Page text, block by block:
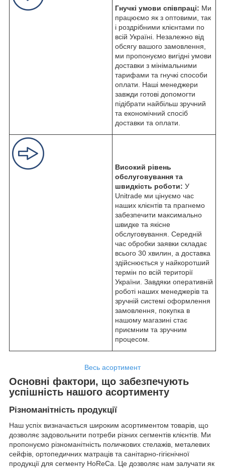
Гнучкі умови співпраці: Ми
працюємо як з оптовими, так
і роздрібними клієнтами по
всій Україні. Незалежно від
обсягу вашого замовлення,
ми пропонуємо вигідні умови
доставки з мінімальними
тарифами та гнучкі способи
оплати. Наші менеджери
завжди готові допомогти
підібрати найбільш зручний
та економічний спосіб
доставки та оплати.
Високий рівень
обслуговування та
швидкість роботи: У
Unitrade ми цінуємо час
наших клієнтів та прагнемо
забезпечити максимально
швидке та якісне
обслуговування. Середній
час обробки заявки складає
всього 30 хвилин, а доставка
здійснюється у найкоротший
термін по всій території
України. Завдяки оперативній
роботі наших менеджерів та
зручній системі оформлення
замовлення, покупка в
нашому магазині стає
приємним та зручним
процесом.
Весь асортимент
Основні фактори, що забезпечують
успішність нашого асортименту
Різноманітність продукції
Наш успіх визначається широким асортиментом товарів, що
дозволяє задовольнити потреби різних сегментів клієнтів. Ми
пропонуємо різноманітність поличкових стелажів, металевих
сейфів, ортопедичних матраців та санітарно-гігієнічної
продукції для сегменту HoReCa. Це дозволяє нам залучати як